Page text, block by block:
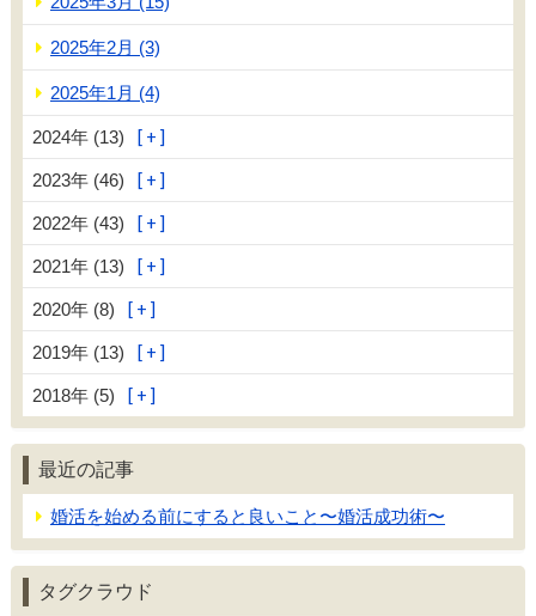
2025年2月 (3)
2025年1月 (4)
2024年 (13)
2023年 (46)
2022年 (43)
2021年 (13)
2020年 (8)
2019年 (13)
2018年 (5)
最近の記事
婚活を始める前にすると良いこと〜婚活成功術〜
タグクラウド